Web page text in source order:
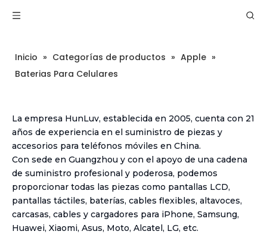
Inicio » Categorías de productos » Apple »
Baterias Para Celulares
La empresa HunLuv, establecida en 2005, cuenta con 21
años de experiencia en el suministro de piezas y
accesorios para teléfonos móviles en China.
Con sede en Guangzhou y con el apoyo de una cadena
de suministro profesional y poderosa, podemos
proporcionar todas las piezas como pantallas LCD,
pantallas táctiles, baterías, cables flexibles, altavoces,
carcasas, cables y cargadores para iPhone, Samsung,
Huawei, Xiaomi, Asus, Moto, Alcatel, LG, etc.